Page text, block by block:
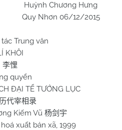
Hưng
12/2015
Trung văn
KHÔI
李悝
quyển
ĐẠI TỂ TƯỚNG LỤC
代宰相录
Kiếm Vũ 杨剑宇
xuất bản xã, 1999